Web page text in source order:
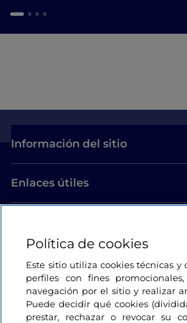
Información del sitio
Enlaces útiles
Estamos en contacto
Política de cookies
Este sitio utiliza cookies técnicas y
perfiles con fines
navegación por el sitio y realizar
Puede decidir qué cookies
prestar, rechazar o revocar su